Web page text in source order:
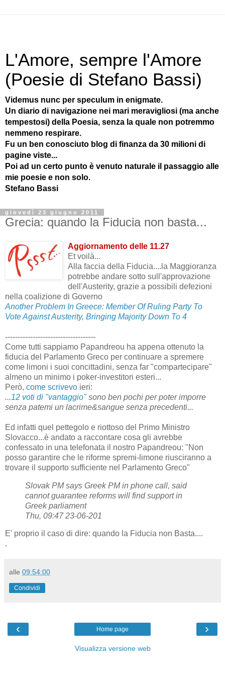
L'Amore, sempre l'Amore
(Poesie di Stefano Bassi)
Videmus nunc per speculum in enigmate.
Un diario di navigazione nei mari meravigliosi (ma anche
tempestosi) della Poesia, senza la quale non potremmo
nemmeno respirare.
Fu un ben conosciuto blog di finanza da 30 milioni di
pagine viste...
Poi ad un certo punto è venuto naturale il passaggio alle
mie poesie e non solo.
Stefano Bassi
giovedì 23 giugno 2011
Grecia: quando la Fiducia non basta...
Aggiornamento delle 11.27
Et voilà...
Alla faccia della Fiducia....la Maggioranza
potrebbe andare sotto sull'approvazione
dell'Austerity, grazie a possibili defezioni
nella coalizione di Governo
Another Problem In Greece: Member Of Ruling Party To
Vote Against Austerity, Bringing Majority Down To 4
------------------------------------
Come tutti sappiamo Papandreou ha appena ottenuto la
fiducia del Parlamento Greco per continuare a spremere
come limoni i suoi concittadini, senza far "compartecipare"
almeno un minimo i poker-investitori esteri...
Però, come scrivevo ieri:
...12 voti di "vantaggio"sono ben pochi per poter imporre
senza patemi un lacrime&sangue senza precedenti...
Ed infatti quel pettegolo e riottoso del Primo Ministro
Slovacco...è andato a raccontare cosa gli avrebbe
confessato in una telefonata il nostro Papandreou: "Non
posso garantire che le riforme spremi-limone riusciranno a
trovare il supporto sufficiente nel Parlamento Greco"
Slovak PM says Greek PM in phone call, said
cannot guarantee reforms will find support in
Greek parliament
Thu, 09:47 23-06-201
E' proprio il caso di dire: quando la Fiducia non Basta....
.
alle 09:54:00
Condividi
‹ ›
Home page
Visualizza versione web